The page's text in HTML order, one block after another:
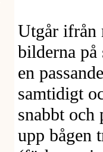
Utgår ifrån
bilderna på
en
samtidigt
snabbt och
upp bågen